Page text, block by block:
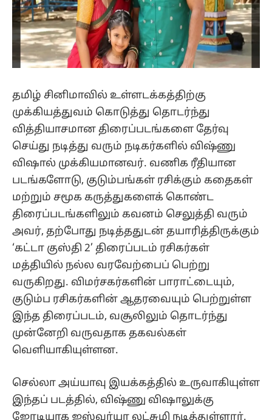
தமிழ் சினிமாவில் உள்ளடக்கத்திற்கு
முக்கியத்துவம் கொடுத்து தொடர்ந்து
வித்தியாசமான திரைப்படங்களை தேர்வு
செய்து நடித்து வரும் நடிகர்களில் விஷ்ணு
விஷால் முக்கியமானவர். வணிக ரீதியான
படங்களோடு, குடும்பங்கள் ரசிக்கும் கதைகள்
மற்றும் சமூக கருத்துகளைக் கொண்ட
திரைப்படங்களிலும் கவனம் செலுத்தி வரும்
அவர், தற்போது நடித்ததுடன் தயாரித்திருக்கும்
‘கட்டா குஸ்தி 2’ திரைப்படம் ரசிகர்கள்
மத்தியில் நல்ல வரவேற்பைப் பெற்று
வருகிறது. விமர்சகர்களின் பாராட்டையும்,
குடும்ப ரசிகர்களின் ஆதரவையும் பெற்றுள்ள
இந்த திரைப்படம், வசூலிலும் தொடர்ந்து
முன்னேறி வருவதாக தகவல்கள்
வெளியாகியுள்ளன.
செல்லா அய்யாவு இயக்கத்தில் உருவாகியுள்ள
இந்தப் படத்தில், விஷ்ணு விஷாலுக்கு
ஜோடியாக ஐஸ்வர்யா லட்சுமி நடித்துள்ளார்.